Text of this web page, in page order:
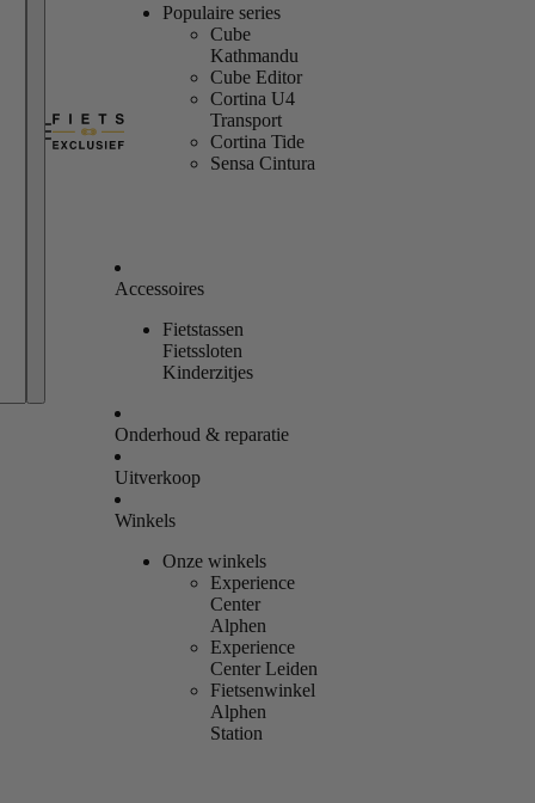
Populaire series
Cube
Kathmandu
Cube Editor
Cortina U4
Transport
Cortina Tide
Sensa Cintura
Accessoires
Fietstassen
Fietssloten
Kinderzitjes
Onderhoud & reparatie
Uitverkoop
Winkels
Onze winkels
Experience
Center
Alphen
Experience
Center Leiden
Fietsenwinkel
Alphen
Station
Bestellingen
Profiel